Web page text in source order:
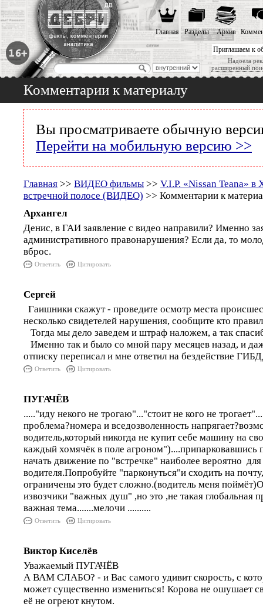
Приглашаем к
Надоела
расширенный
Главная Разделы Архив
Комментарии к материалу
Вы просматриваете обычную
Перейти на мобильную версию >>
Главная >> ВИДЕО фильмы >> V.I.P. «Nissan Teana» в
встречной полосе (ВИДЕО) >> Комментарии к
Архангел
Денис, в ГАИ заявление с видео направили? Именно
административного правонарушения? Если да, то
вброс.
Ответить Цитировать
Сергей
Гаишники скажут - проведите осмотр места
несколько свидетелей нарушения, сообщите кто
Тогда мы дело заведем и штраф наложем, а так
Именно так и было со мной пару месяцев назад, и
отписку переписал и мне ответил на бездействие
Ответить Цитировать
ПУГАЧЁВ
....."иду некого не трогаю"..."стоит не кого не
проблема?номера и вседозволенность
водитель,который никогда не купит себе машину на
каждый хомячёк в поле
начать движение по "встречке" наиболее вероятно
водителя.Попробуйте "парконуться"и сходить на
ограничены это будет сложно.(водитель меня
извозчики "важных душ" ,но это ,не такая глобальная
важная тема.......мелочи ..........
Ответить Цитировать
Виктор Киселёв
Уважаемый ПУГАЧЁВ
А ВАМ СЛАБО? - и Вас самого удивит скорость, с
может существенно измениться! Корова не ошушает
её не огреют кнутом.